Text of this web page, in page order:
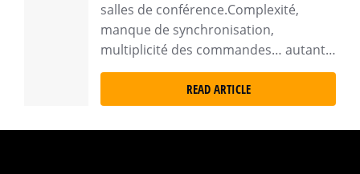
salles de conférence.Complexité,
manque de synchronisation,
multiplicité des commandes… autant…
READ ARTICLE